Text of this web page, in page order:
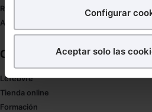
¿Qué puedes hacer?
en la web sea óptima
Puedes
todas las cookies excepto
Configurar
Aceptar solo las
Redirect sitemap
Autores de El Derecho
Corporativo
Lefebvre
Tienda online
Formación